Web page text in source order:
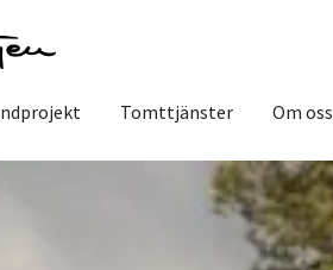
Tomttjänster Om oss